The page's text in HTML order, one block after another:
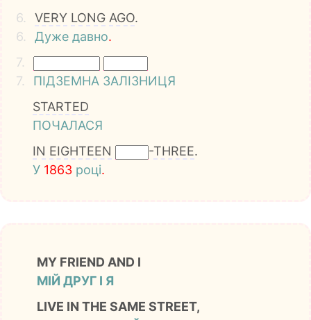
6.
VERY LONG AGO.
6.
Дуже давно.
7.
7.
ПІДЗЕМНА ЗАЛІЗНИЦЯ
STARTED
ПОЧАЛАСЯ
IN EIGHTEEN -THREE.
У 1863 році.
MY FRIEND AND I
МІЙ ДРУГ І Я
LIVE IN THE SAME STREET,